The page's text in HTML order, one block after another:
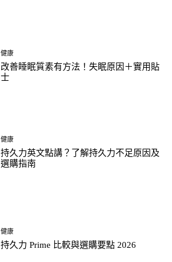
健康
改善睡眠質素有方法！失眠原因＋實用貼
士
健康
持久力英文點講？了解持久力不足原因及
選購指南
健康
持久力 Prime 比較與選購要點 2026